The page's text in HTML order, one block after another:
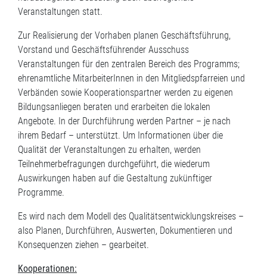
Veranstaltungen statt.
Zur Realisierung der Vorhaben planen Geschäftsführung,
Vorstand und Geschäftsführender Ausschuss
Veranstaltungen für den zentralen Bereich des Programms;
ehrenamtliche MitarbeiterInnen in den Mitgliedspfarreien und
Verbänden sowie Kooperationspartner werden zu eigenen
Bildungsanliegen beraten und erarbeiten die lokalen
Angebote. In der Durchführung werden Partner – je nach
ihrem Bedarf – unterstützt. Um Informationen über die
Qualität der Veranstaltungen zu erhalten, werden
Teilnehmerbefragungen durchgeführt, die wiederum
Auswirkungen haben auf die Gestaltung zukünftiger
Programme.
Es wird nach dem Modell des Qualitätsentwicklungskreises –
also Planen, Durchführen, Auswerten, Dokumentieren und
Konsequenzen ziehen – gearbeitet.
Kooperationen: